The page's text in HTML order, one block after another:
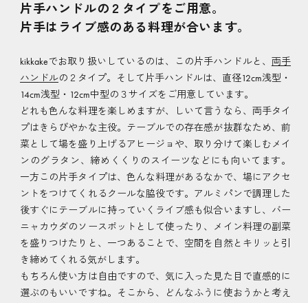
片手ハンドルの２タイプをご用意。
片手はライブ感のある料理が合います。
kikkakeでお取り扱いしているのは、この片手ハンドルと、 両手
ハンドルの２タイプ。そして片手ハンドルは、直径12cm浅型・
14cm浅型・12cm中型の３サイズをご用意しています。
どれも色んな料理を楽しめますが、しいて言うなら、両手タイ
プはきらびやかな主役。テーブルでの存在感が抜群なため、前
菜として場を盛り上げるアヒージョや、取り分けて楽しむメイ
ンのグラタン、締めくくりのスイーツなどにも向いてます。
一方この片手タイプは、色んな料理があるなかで、場にアクセ
ントをつけてくれるクールな脇役です。アルミパンで調理した
後すぐにテーブルに持っていくライブ感も似合いますし、バー
ニャカウダのソースポットとして使ったり、メイン料理の副菜
を盛りつけたりと、一つあることで、空間を自然とキリッと引
き締めてくれる気がします。
もちろん使い方は自由ですので、気に入った見た目で直感的に
選ぶのもいいですね。そこから、どんなふうに使おうかと考え